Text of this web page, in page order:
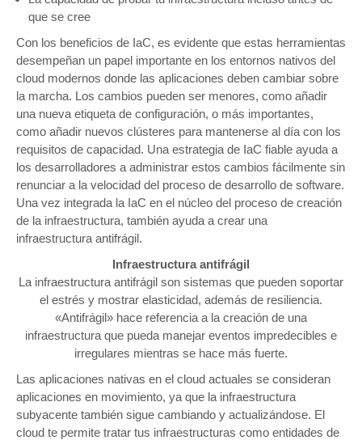
que se cree
Con los beneficios de IaC, es evidente que estas herramientas
desempeñan un papel importante en los entornos nativos del
cloud modernos donde las aplicaciones deben cambiar sobre
la marcha. Los cambios pueden ser menores, como añadir
una nueva etiqueta de configuración, o más importantes,
como añadir nuevos clústeres para mantenerse al día con los
requisitos de capacidad. Una estrategia de IaC fiable ayuda a
los desarrolladores a administrar estos cambios fácilmente sin
renunciar a la velocidad del proceso de desarrollo de software.
Una vez integrada la IaC en el núcleo del proceso de creación
de la infraestructura, también ayuda a crear una
infraestructura antifrágil.
Infraestructura antifrágil
La infraestructura antifrágil son sistemas que pueden soportar
el estrés y mostrar elasticidad, además de resiliencia.
«Antifrágil» hace referencia a la creación de una
infraestructura que pueda manejar eventos impredecibles e
irregulares mientras se hace más fuerte.
Las aplicaciones nativas en el cloud actuales se consideran
aplicaciones en movimiento, ya que la infraestructura
subyacente también sigue cambiando y actualizándose. El
cloud te permite tratar tus infraestructuras como entidades de